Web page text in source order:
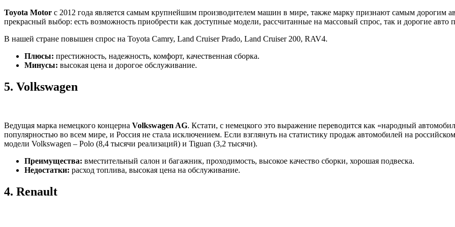
Toyota Motor с 2012 года является самым крупнейшим производителем машин в мире, также марку признают самым дорогим
прекрасный выбор: есть возможность приобрести как доступные модели, рассчитанные на массовый спрос, так и дорогие авто
В нашей стране повышен спрос на Toyota Camry, Land Cruiser Prado, Land Cruiser 200, RAV4.
Плюсы: престижность, надежность, комфорт, качественная сборка.
Минусы: высокая цена и дорогое обслуживание.
5. Volkswagen
Ведущая марка немецкого концерна Volkswagen AG. Кстати, с немецкого это выражение переводится как «народный
популярностью во всем мире, и Россия не стала исключением. Если взглянуть на статистику продаж автомобилей на
модели Volkswagen – Polo (8,4 тысячи реализаций) и Tiguan (3,2 тысячи).
Преимущества: вместительный салон и багажник, проходимость, высокое качество сборки, хорошая подвеска.
Недостатки: расход топлива, высокая цена на обслуживание.
4. Renault